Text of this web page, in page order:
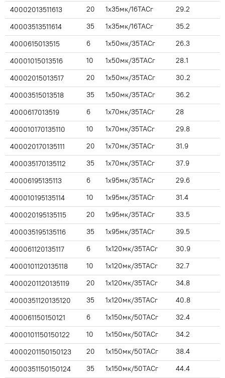
40002013511613 20 1x35мк/16ТАСг 29.2
40003513511614 35 1x35мк/16ТАСг 35.2
4000615013515 6 1x50мк/35ТАСг 26.3
40001015013516 10 1x50мк/35ТАСг 28.1
40002015013517 20 1x50мк/35ТАСг 30.2
40003515013518 35 1x50мк/35ТАСг 36.2
4000617013519 6 1x70мк/35ТАСг 28
400010170135110 10 1x70мк/35ТАСг 29.8
400020170135111 20 1x70мк/35ТАСг 31.9
400035170135112 35 1x70мк/35ТАСг 37.9
40006195135113 6 1x95мк/35ТАСг 29.6
400010195135114 10 1x95мк/35ТАСг 31.4
400020195135115 20 1x95мк/35ТАСг 33.5
400035195135116 35 1x95мк/35ТАСг 39.5
400061120135117 6 1x120мк/35ТАСг 30.9
4000101120135118 10 1x120мк/35ТАСг 32.7
4000201120135119 20 1x120мк/35ТАСг 34.8
4000351120135120 35 1x120мк/35ТАСг 40.8
400061150150121 6 1x150мк/50ТАСг 32.4
4000101150150122 10 1x150мк/50ТАСг 34.2
4000201150150123 20 1x150мк/50ТАСг 38.4
4000351150150124 35 1x150мк/50ТАСг 44.4